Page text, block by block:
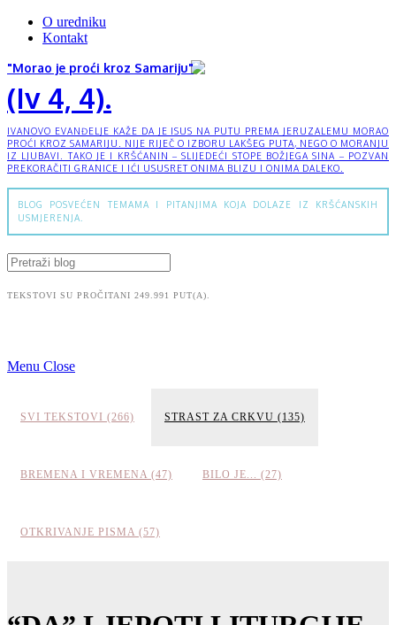
O uredniku
Kontakt
"Morao je proći kroz Samariju"
(Iv 4, 4).
IVANOVO EVANĐELJE KAŽE DA JE ISUS NA PUTU PREMA JERUZALEMU MORAO
PROĆI KROZ SAMARIJU. NIJE RIJEČ O IZBORU LAKŠEG PUTA, NEGO O MORANJU
IZ LJUBAVI. TAKO JE I KRŠĆANIN – SLIJEDEĆI STOPE BOŽJEGA SINA – POZVAN
PREKORAČITI GRANICE I IĆI USUSRET ONIMA BLIZU I ONIMA DALEKO.
BLOG POSVEĆEN TEMAMA I PITANJIMA KOJA DOLAZE IZ KRŠĆANSKIH
USMJERENJA.
TEKSTOVI SU PROČITANI 249.991 PUT(A).
Menu Close
SVI TEKSTOVI (266) STRAST ZA CRKVU (135)
BREMENA I VREMENA (47) BILO JE... (27)
OTKRIVANJE PISMA (57)